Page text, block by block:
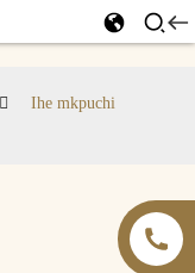
Ihe mkpuchi